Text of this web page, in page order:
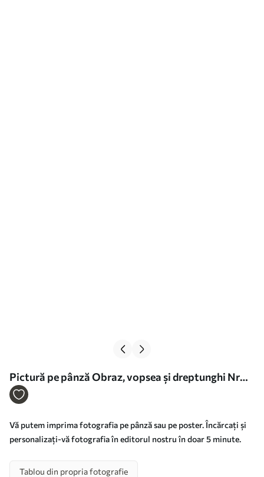
Pictură pe pânză Obraz, vopsea și dreptunghi Nr
s34679
Vă putem imprima fotografia pe pânză sau pe poster. Încărcați și
personalizați-vă fotografia în editorul nostru în doar 5 minute.
Tablou din propria fotografie